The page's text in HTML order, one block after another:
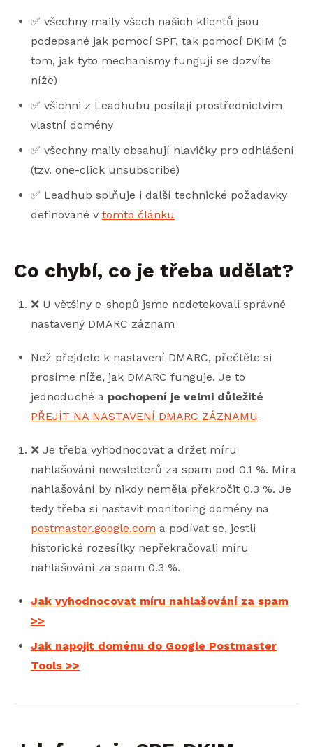
✅ všechny maily všech našich klientů jsou
podepsané jak pomocí SPF, tak pomocí DKIM (o
tom, jak tyto mechanismy fungují se dozvíte
níže)
✅ všichni z Leadhubu posílají prostřednictvím
vlastní domény
✅ všechny maily obsahují hlavičky pro odhlášení
(tzv. one-click unsubscribe)
✅ Leadhub splňuje i další technické požadavky
definované v tomto článku
Co chybí, co je třeba udělat?
❌ U většiny e-shopů jsme nedetekovali správně
nastavený DMARC záznam
Než přejdete k nastavení DMARC, přečtěte si
prosíme níže, jak DMARC funguje. Je to
jednoduché a pochopení je velmi důležité
PŘEJÍT NA NASTAVENÍ DMARC ZÁZNAMU
❌ Je třeba vyhodnocovat a držet míru
nahlašování newsletterů za spam pod 0.1 %. Míra
nahlašování by nikdy neměla překročit 0.3 %. Je
tedy třeba si nastavit monitoring domény na
postmaster.google.com a podívat se, jestli
historické rozesílky nepřekračovali míru
nahlašování za spam 0.3 %.
Jak vyhodnocovat míru nahlašování za spam
>>
Jak napojit doménu do Google Postmaster
Tools >>